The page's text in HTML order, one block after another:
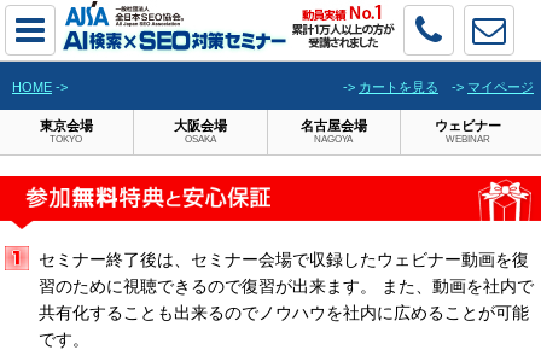
HOME -> -> カートを見る -> マイページ
東京会場
TOKYO
大阪会場
OSAKA
名古屋会場
NAGOYA
ウェビナー
WEBINAR
セミナー終了後は、セミナー会場で収録したウェビナー動画を復
習のために視聴できるので復習が出来ます。 また、動画を社内で
共有化することも出来るのでノウハウを社内に広めることが可能
です。